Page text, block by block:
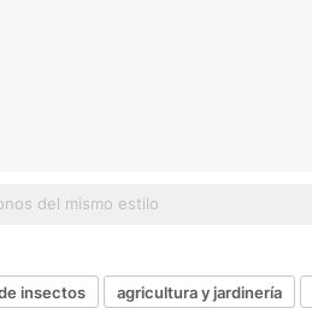
insectos agricultura y jardinería